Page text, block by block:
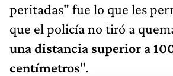
peritadas" fue lo que les
que el policía no tiró a
una distancia superior a
centímetros".